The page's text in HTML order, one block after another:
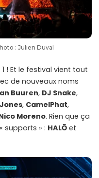
: Julien Duval
! Et le festival vient tout
de nouveaux noms
Buuren, DJ Snake,
, CamelPhat,
Moreno. Rien que ça
supports » : HALŌ et